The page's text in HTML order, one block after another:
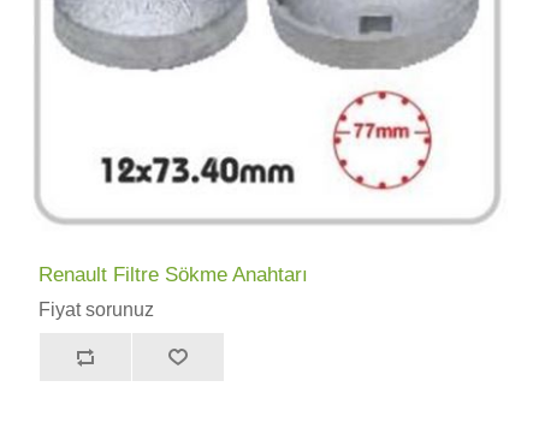
Renault Filtre Sökme Anahtarı
Fiyat sorunuz